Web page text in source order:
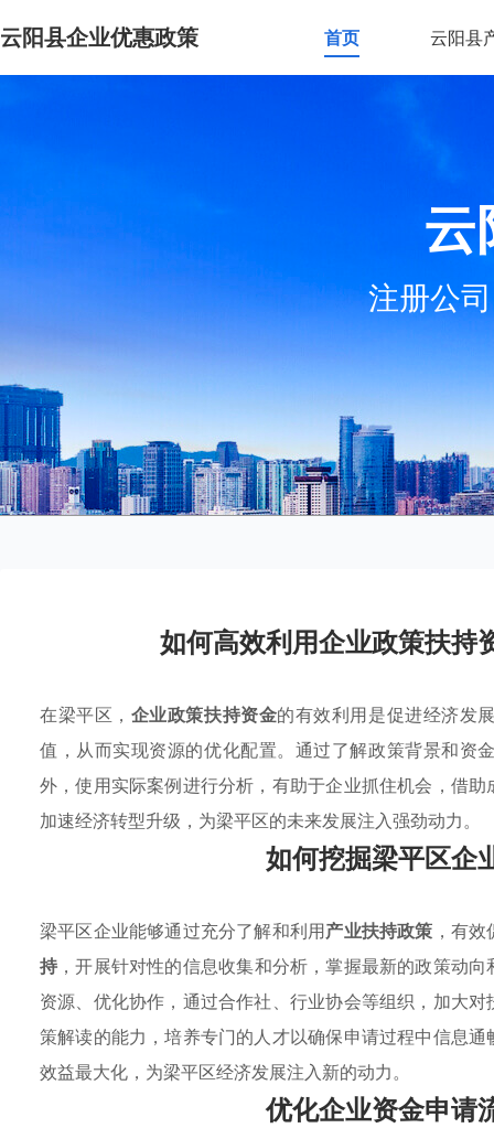
云阳县企业优惠政策 首页 云阳县
云
注册公
如何高效利用企业政策扶持
在梁平区， 企业政策扶持资金的有效利用是促进经济发
值，从而实现资源的优化配置。通过了解政策背景和资
外，使用实际案例进行分析，有助于企业抓住机会，借
加速经济转型升级，为梁平区的未来发展注入强劲动力。
如何挖掘梁平区企
梁平区企业能够通过充分了解和利用产业扶持政策 ，有
持 ，开展针对性的信息收集和分析，掌握最新的政策动
资源、优化协作，通过合作社、行业协会等组织，加大
策解读的能力，培养专门的人才以确保申请过程中信息
效益最大化，为梁平区经济发展注入新的动力。
优化企业资金申请